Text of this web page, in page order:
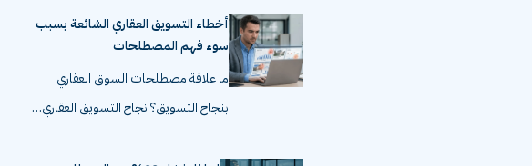
أخطاء التسويق العقاري الشائعة بسبب
سوء فهم المصطلحات
ما علاقة مصطلحات السوق العقاري
بنجاح التسويق؟ نجاح التسويق العقاري…